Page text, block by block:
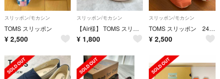
スリッポン/モカシン
TOMS スリッポン
¥ 2,500
スリッポン/モカシン
【Air様】 TOMS スリッポン 23.5cm ネイビー
¥ 1,800
スリッポン/モカシン
TOMS スリッポン 24cm
¥ 2,500